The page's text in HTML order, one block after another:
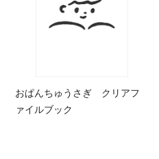
おぱんちゅうさぎ クリアフ
ァイルブック